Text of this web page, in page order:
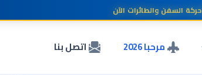
حركة السفن والطائرات الآن
مرحبا 2026 اتصل بنا